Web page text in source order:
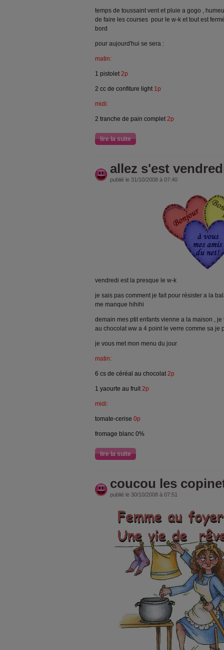
temps de toussaint vent et pluie a gogo ,
de faire les courses pour le w-k et tout est
bord
pour aujourd'hui se sera :
matin:
1 pistolet2p
2 cc de confiture light 1p
midi:
2 tranche de pain complet2p
lire la suite
allez s'est
publié le 31/10/2008 à 07:40
vendredi est la presque le w-k
je sais pas comment je fait pour résister a la
me manque hihihi
demain mes ptit enfants vienne a la maison ,
au chocolat ww a 4 point le verre comme sa je
je vous met mon menu du jour
matin:
6 cs de céréal au chocolat2p
1 yaourte au fruit2p
midi:
tomate-cerise 0p
fromage blanc 0%
lire la suite
coucou les
publié le 30/10/2008 à 07:51